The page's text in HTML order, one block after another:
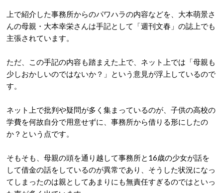
上で紹介した事務所からのパワハラの内容などを、大本萌景さ
んの母親・大本幸栄さんは手記として「週刊文春」の誌上でも
主張されています。
ただ、この手記の内容も踏まえた上で、ネット上では「母親も
少しおかしいのではないか？」という意見が浮上しているので
す。
ネット上で批判や疑問が多く集まっているのが、子供の高校の
学費を何故自分で用意せずに、事務所から借りる形にしたの
か？という点です。
そもそも、母親の頭を通り越して事務所と16歳の少女が話を
して借金の話をしているのが異常であり、そうした状況になっ
てしまったのは親としてあまりにも無責任すぎるのではといっ